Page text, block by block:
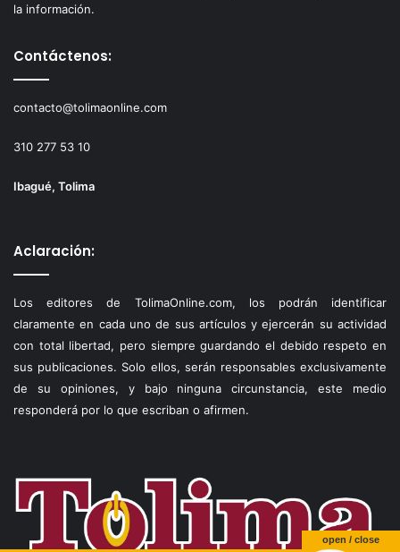
la información.
Contáctenos:
contacto@tolimaonline.com
310 277 53 10
Ibagué, Tolima
Aclaración:
Los editores de TolimaOnline.com, los podrán identificar
claramente en cada uno de sus artículos y ejercerán su actividad
con total libertad, pero siempre guardando el debido respeto en
sus publicaciones. Solo ellos, serán responsables exclusivamente
de su opiniones, y bajo ninguna circunstancia, este medio
responderá por lo que escriban o afirmen.
open / close